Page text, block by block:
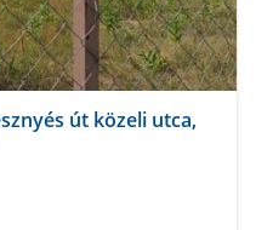
út közeli utca,